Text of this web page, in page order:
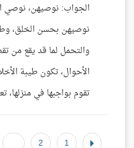
الجواب: نوصيهن، نوصي
نوصيهن بحسن الخلق،
والتحمل لما قد يقع من
الأحوال، تكون طيبة
تقوم بواجبها في منزلها،
1
2